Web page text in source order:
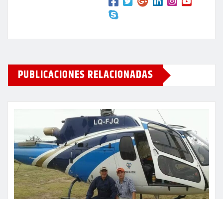
PUBLICACIONES RELACIONADAS